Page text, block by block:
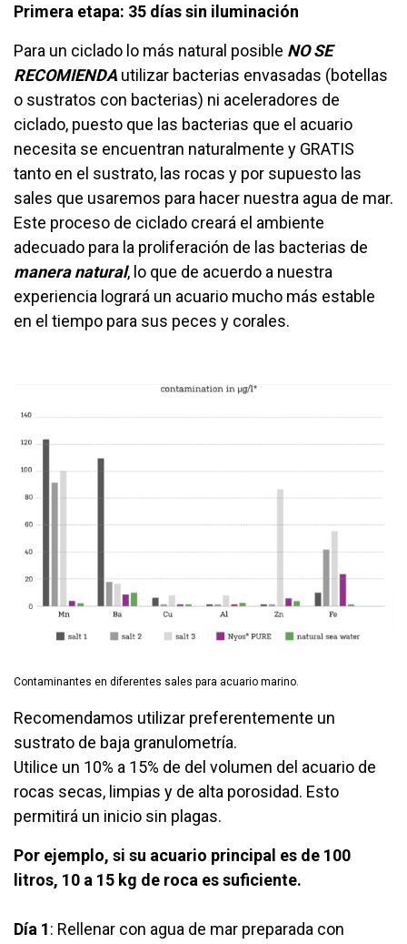
Primera etapa: 35 días sin iluminación
Para un ciclado lo más natural posible NO SE
RECOMIENDA utilizar bacterias envasadas (botellas
o sustratos con bacterias) ni aceleradores de
ciclado, puesto que las bacterias que el acuario
necesita se encuentran naturalmente y GRATIS
tanto en el sustrato, las rocas y por supuesto las
sales que usaremos para hacer nuestra agua de mar.
Este proceso de ciclado creará el ambiente
adecuado para la proliferación de las bacterias de
manera natural, lo que de acuerdo a nuestra
experiencia logrará un acuario mucho más estable
en el tiempo para sus peces y corales.
Contaminantes en diferentes sales para acuario marino.
Recomendamos utilizar preferentemente un
sustrato de baja granulometría.
Utilice un 10% a 15% de del volumen del acuario de
rocas secas, limpias y de alta porosidad. Esto
permitirá un inicio sin plagas.
Por ejemplo, si su acuario principal es de 100
litros, 10 a 15 kg de roca es suficiente.
Día 1: Rellenar con agua de mar preparada con